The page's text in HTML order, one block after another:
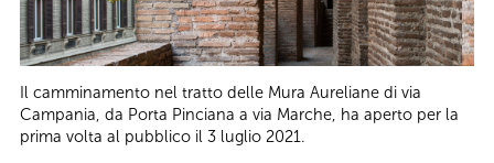
Il camminamento nel tratto delle Mura Aureliane di via
Campania, da Porta Pinciana a via Marche, ha aperto per la
prima volta al pubblico il 3 luglio 2021.